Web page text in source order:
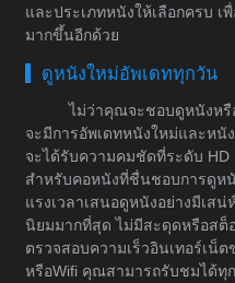
และประเภทหนังให้เลือกครบ
มากขึ้นอีกด้วย
ดูหนังใหม่อัพเดททุกวัน
ไม่ว่าคุณจะชอบดูหนังหรื
จะมีการอัพเดทหนังใหม่และห
จะได้รับความคมชัดที่ระดับ HD
สำหรับคอหนังที่ชื่นชอบการดูห
แรงเวลาเสนอดูหนังอย่างมีเสน่
นิยมมากที่สุด ไม่มีสะดุดหรือสต็
ตรวจสอบความเร็วอินเทอร์เน็
หรือWifi คุณสามารถรับชมได้ทุ